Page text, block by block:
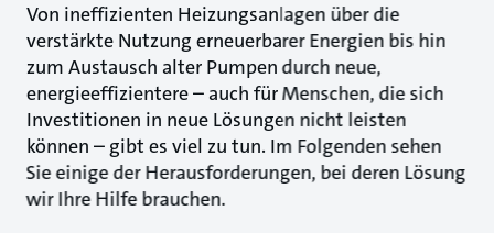
Von ineffizienten Heizungsanlagen über die
verstärkte Nutzung erneuerbarer Energien bis hin
zum Austausch alter Pumpen durch neue,
energieeffizientere – auch für Menschen, die sich
Investitionen in neue Lösungen nicht leisten
können – gibt es viel zu tun. Im Folgenden sehen
Sie einige der Herausforderungen, bei deren Lösung
wir Ihre Hilfe brauchen.